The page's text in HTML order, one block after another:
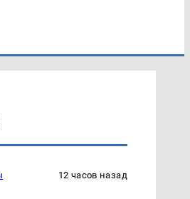
12 часов назад